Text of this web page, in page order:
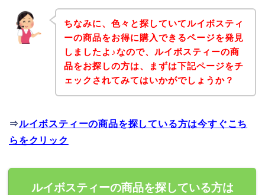
ちなみに、色々と探していてルイボスティ
ーの商品をお得に購入できるページを発見
しましたよ♪なので、ルイボスティーの商
品をお探しの方は、まずは下記ページをチ
ェックされてみてはいかがでしょうか？
⇒ルイボスティーの商品を探している方は今すぐこち
らをクリック
ルイボスティーの商品を探している方は